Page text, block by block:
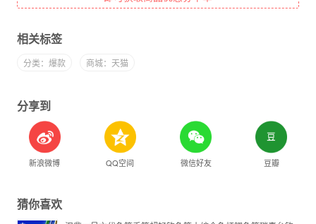
相关标签
分类：爆款 商城：天猫
分享到
新浪微博 QQ空间 微信好友 豆瓣
猜你喜欢